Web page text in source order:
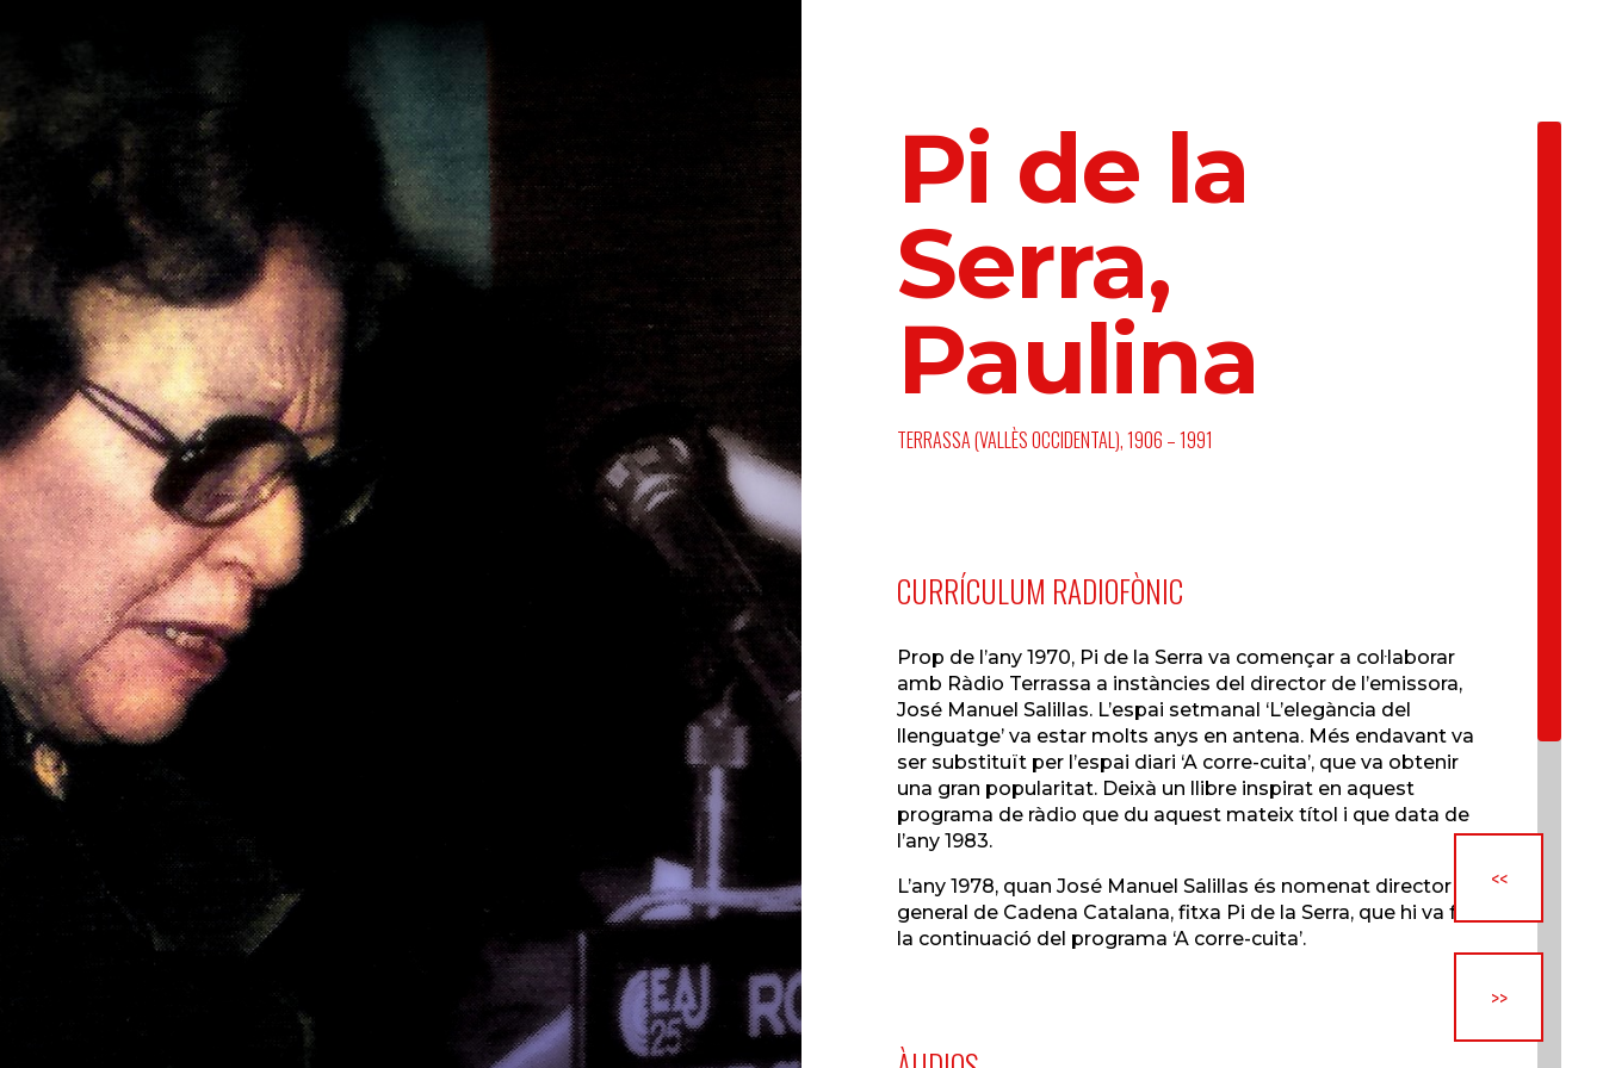
Pi de la
Serra,
Paulina
TERRASSA (VALLÈS OCCIDENTAL), 1906 – 1991
CURRÍCULUM RADIOFÒNIC
Prop de l’any 1970, Pi de la Serra va començar a col·laborar
amb Ràdio Terrassa a instàncies del director de l’emissora,
José Manuel Salillas. L’espai setmanal ‘L’elegància del
llenguatge’ va estar molts anys en antena. Més endavant va
ser substituït per l’espai diari ‘A corre-cuita’, que va obtenir
una gran popularitat. Deixà un llibre inspirat en aquest
programa de ràdio que du aquest mateix títol i que data de
l’any 1983.
L’any 1978, quan José Manuel Salillas és nomenat director
general de Cadena Catalana, fitxa Pi de la Serra, que hi va fer
la continuació del programa ‘A corre-cuita’.
<<
>>